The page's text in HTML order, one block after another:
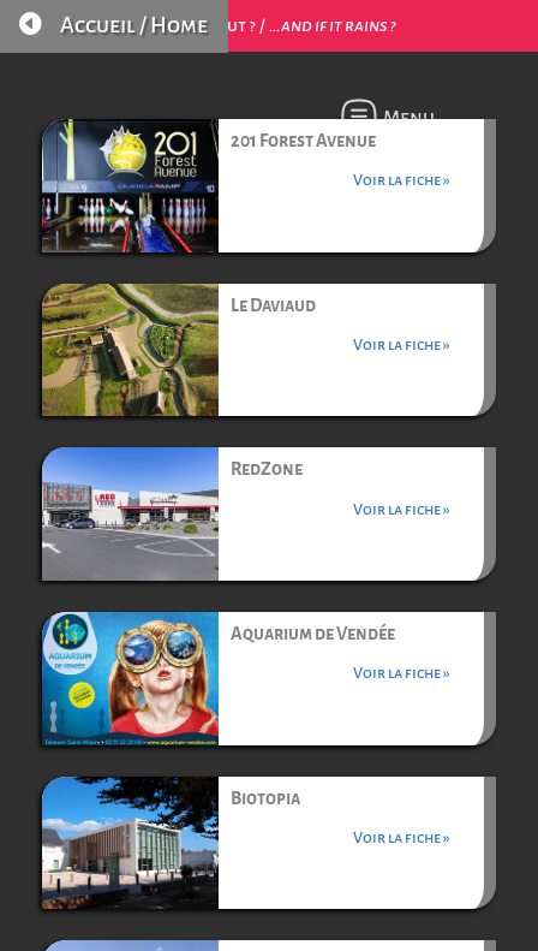
…et s’il pleut ? / …and if it rains ?
 Accueil / Home
Menu
201 Forest Avenue
Voir la fiche »
Le Daviaud
Voir la fiche »
RedZone
Voir la fiche »
Aquarium de Vendée
Voir la fiche »
Biotopia
Voir la fiche »